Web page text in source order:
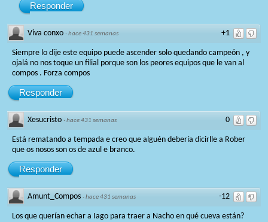
Responder
+1
Viva conxo ·hace 431 semanas
Siempre lo dije este equipo puede ascender solo quedando campeón , y
ojalá no nos toque un filial porque son los peores equipos que le van al
compos . Forza compos
Responder
0
Xesucristo ·hace 431 semanas
Está rematando a tempada e creo que alguén debería dicirlle a Rober
que os nosos son os de azul e branco.
Responder
-12
Amunt_Compos ·hace 431 semanas
Los que querían echar a Iago para traer a Nacho en qué cueva están?